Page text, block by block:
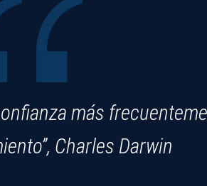
más
Charles Darwin